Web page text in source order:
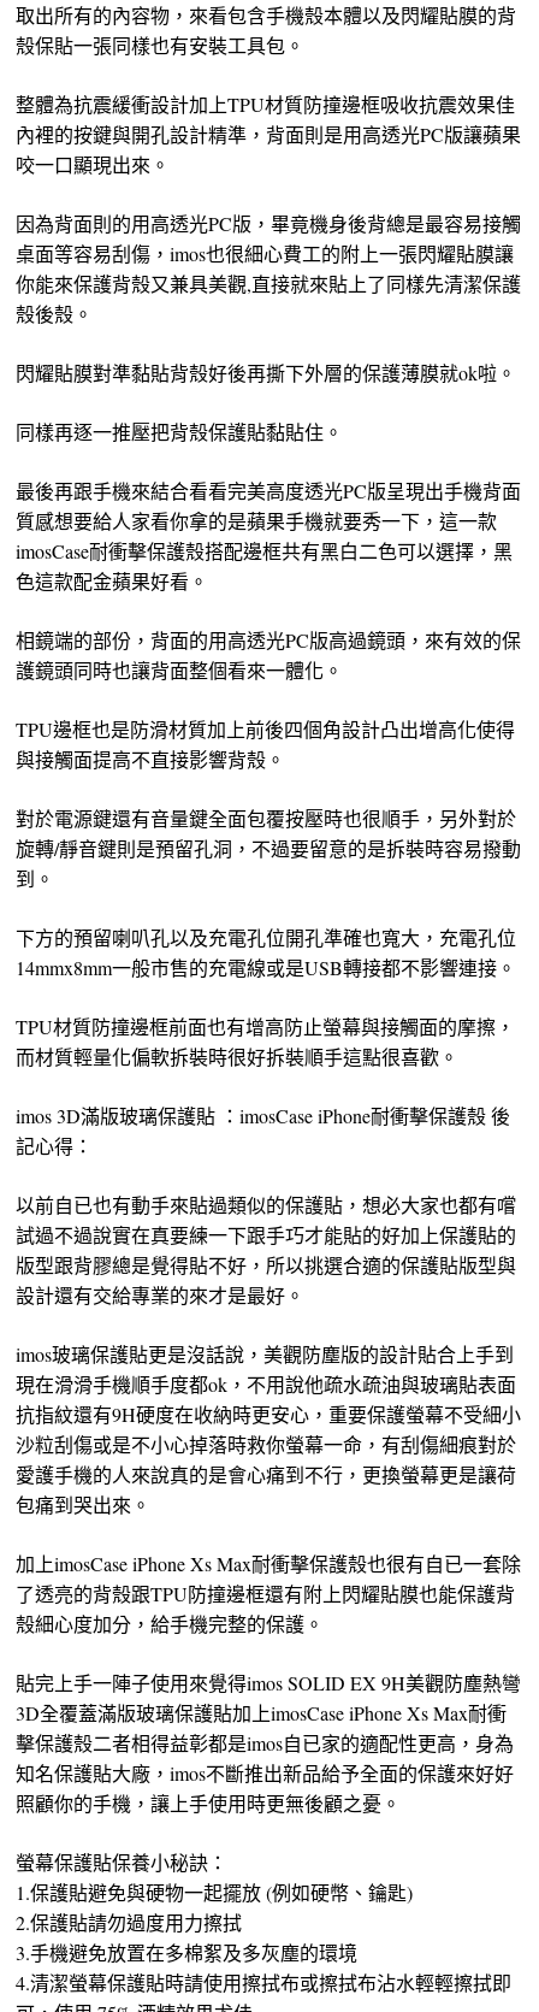
取出所有的內容物，來看包含手機殼本體以及閃耀貼膜的背
殼保貼一張同樣也有安裝工具包。
整體為抗震緩衝設計加上TPU材質防撞邊框吸收抗震效果佳
內裡的按鍵與開孔設計精準，背面則是用高透光PC版讓蘋果
咬一口顯現出來。
因為背面則的用高透光PC版，畢竟機身後背總是最容易接觸
桌面等容易刮傷，imos也很細心費工的附上一張閃耀貼膜讓
你能來保護背殼又兼具美觀,直接就來貼上了同樣先清潔保護
殼後殼。
閃耀貼膜對準黏貼背殼好後再撕下外層的保護薄膜就ok啦。
同樣再逐一推壓把背殼保護貼黏貼住。
最後再跟手機來結合看看完美高度透光PC版呈現出手機背面
質感想要給人家看你拿的是蘋果手機就要秀一下，這一款
imosCase耐衝擊保護殼搭配邊框共有黑白二色可以選擇，黑
色這款配金蘋果好看。
相鏡端的部份，背面的用高透光PC版高過鏡頭，來有效的保
護鏡頭同時也讓背面整個看來一體化。
TPU邊框也是防滑材質加上前後四個角設計凸出增高化使得
與接觸面提高不直接影響背殼。
對於電源鍵還有音量鍵全面包覆按壓時也很順手，另外對於
旋轉/靜音鍵則是預留孔洞，不過要留意的是拆裝時容易撥動
到。
下方的預留喇叭孔以及充電孔位開孔準確也寬大，充電孔位
14mmx8mm一般市售的充電線或是USB轉接都不影響連接。
TPU材質防撞邊框前面也有增高防止螢幕與接觸面的摩擦，
而材質輕量化偏軟拆裝時很好拆裝順手這點很喜歡。
imos 3D滿版玻璃保護貼 ：imosCase iPhone耐衝擊保護殼 後
記心得：
以前自已也有動手來貼過類似的保護貼，想必大家也都有嚐
試過不過說實在真要練一下跟手巧才能貼的好加上保護貼的
版型跟背膠總是覺得貼不好，所以挑選合適的保護貼版型與
設計還有交給專業的來才是最好。
imos玻璃保護貼更是沒話說，美觀防塵版的設計貼合上手到
現在滑滑手機順手度都ok，不用說他疏水疏油與玻璃貼表面
抗指紋還有9H硬度在收納時更安心，重要保護螢幕不受細小
沙粒刮傷或是不小心掉落時救你螢幕一命，有刮傷細痕對於
愛護手機的人來說真的是會心痛到不行，更換螢幕更是讓荷
包痛到哭出來。
加上imosCase iPhone Xs Max耐衝擊保護殼也很有自已一套除
了透亮的背殼跟TPU防撞邊框還有附上閃耀貼膜也能保護背
殼細心度加分，給手機完整的保護。
貼完上手一陣子使用來覺得imos SOLID EX 9H美觀防塵熱彎
3D全覆蓋滿版玻璃保護貼加上imosCase iPhone Xs Max耐衝
擊保護殼二者相得益彰都是imos自已家的適配性更高，身為
知名保護貼大廠，imos不斷推出新品給予全面的保護來好好
照顧你的手機，讓上手使用時更無後顧之憂。
螢幕保護貼保養小秘訣：
1.保護貼避免與硬物一起擺放 (例如硬幣、鑰匙)
2.保護貼請勿過度用力擦拭
3.手機避免放置在多棉絮及多灰塵的環境
4.清潔螢幕保護貼時請使用擦拭布或擦拭布沾水輕輕擦拭即